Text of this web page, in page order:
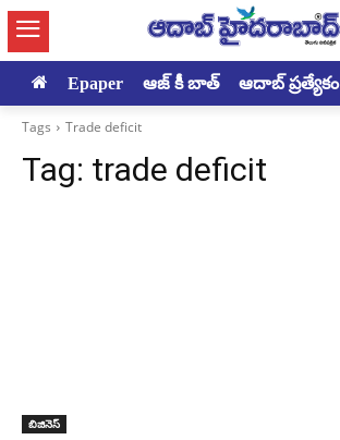
Epaper ఆజ్ కీ బాత్ ఆదాబ్ ప్రత్యేకం
Tags Trade deficit
Tag: trade deficit
బిజినెస్